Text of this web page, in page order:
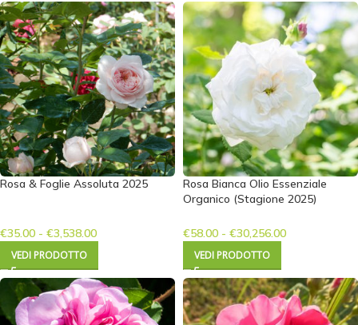
Rosa & Foglie Assoluta 2025
€35.00 - €3,538.00
VEDI PRODOTTO
Rosa Bianca Olio Essenziale
Organico (Stagione 2025)
€58.00 - €30,256.00
VEDI PRODOTTO